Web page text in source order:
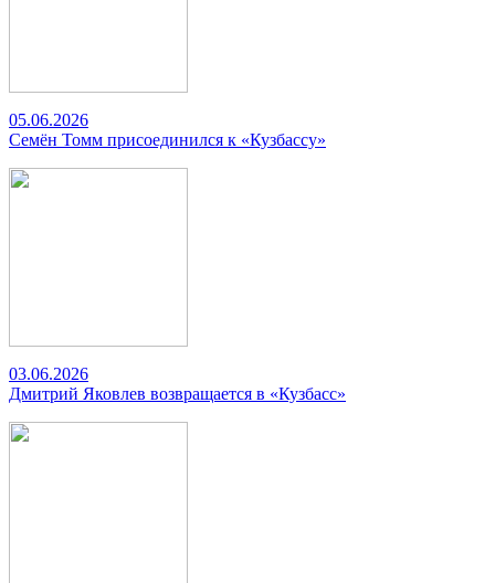
05.06.2026
Семён Томм присоединился к «Кузбассу»
03.06.2026
Дмитрий Яковлев возвращается в «Кузбасс»